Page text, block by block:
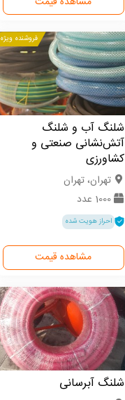
فروشنده ویژه
شلنگ آب و شلنگ
آتش‌نشانی صنعتی و
کشاورزی
تهران، تهران
1000 عدد
احراز هویت شده
مشاهده قیمت
شلنگ آبرسانی